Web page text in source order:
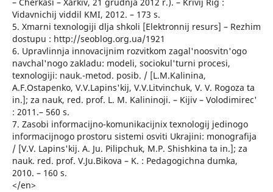
Vidavnichij viddil KMI, 2012. – 173 s.
5. Xmarni texnologiji dlja shkoli [Elektronnij resurs] – Rezhim
dostupu : http://seoblog.org.ua/1921
6. Upravlinnja innovacijnim rozvitkom zagal'noosvitn'ogo
navchal'nogo zakladu: modeli, sociokul'turni procesi,
texnologiji: nauk.-metod. posib. / [L.M.Kalinina,
A.F.Ostapenko, V.V.Lapins'kij, V.V.Litvinchuk, V. V. Rogoza ta
in.]; za nauk, red. prof. L. M. Kalininoji. – Kijiv – Volodimirec'
: 2011.– 560 s.
7. Zasobi informacijno-komunikacijnix texnologij jedinogo
informacijnogo prostoru sistemi osviti Ukrajini: monografija
/ [V.V. Lapins'kij. A. Ju. Pilipchuk, M.P. Shishkina ta in.]; za
nauk. red. prof. V.Ju.Bikova – K. : Pedagogichna dumka,
2010. – 160 s.
</en>